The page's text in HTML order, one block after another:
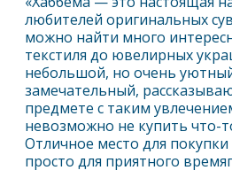
любителей оригинальных
можно найти много
текстиля до ювелирных
небольшой, но очень
замечательный,
предмете с таким
невозможно не купить что-
Отличное место для
просто для приятного